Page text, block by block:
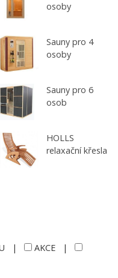
osoby
Sauny pro 4
osoby
Sauny pro 6
osob
HOLLS
relaxační křesla
| AKCE |